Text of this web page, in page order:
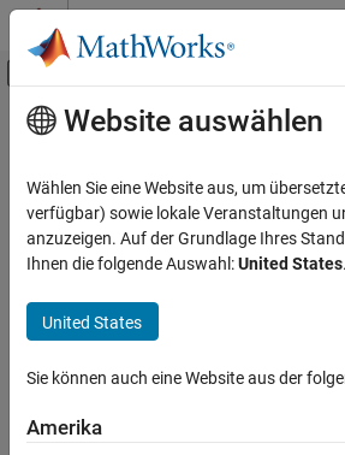
Weiter zum Inhalt
Umschaltung für Off-
Startseite der Dokumentation
Hauptinhalt
How useful was this
Website auswählen
Wählen Sie eine Website aus, um
verfügbar) sowie lokale Veranstaltungen
anzuzeigen. Auf der Grundlage Ihres
Ihnen die folgende Auswahl:United States.
United States
Sie können auch eine Website aus der
Amerika